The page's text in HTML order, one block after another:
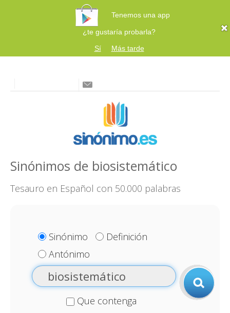
Tenemos una app
¿te gustaría probarla?
Sí
Más tarde
Sinónimos de biosistemático
Tesauro en Español con 50.000 palabras
Sinónimo
Definición
Antónimo
Que contenga